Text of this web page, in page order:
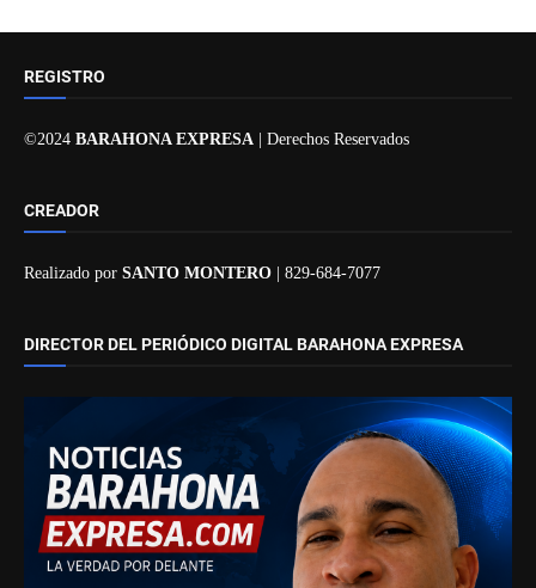
REGISTRO
©2024 BARAHONA EXPRESA | Derechos Reservados
CREADOR
Realizado por SANTO MONTERO | 829-684-7077
DIRECTOR DEL PERIÓDICO DIGITAL BARAHONA EXPRESA